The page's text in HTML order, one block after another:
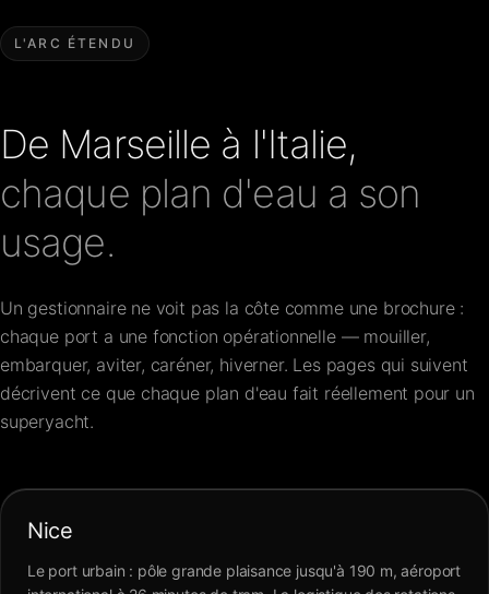
L'ARC ÉTENDU
De Marseille à l'Italie,
chaque plan d'eau a son
usage.
Un gestionnaire ne voit pas la côte comme une brochure :
chaque port a une fonction opérationnelle — mouiller,
embarquer, aviter, caréner, hiverner. Les pages qui suivent
décrivent ce que chaque plan d'eau fait réellement pour un
superyacht.
Nice
Le port urbain : pôle grande plaisance jusqu'à 190 m, aéroport